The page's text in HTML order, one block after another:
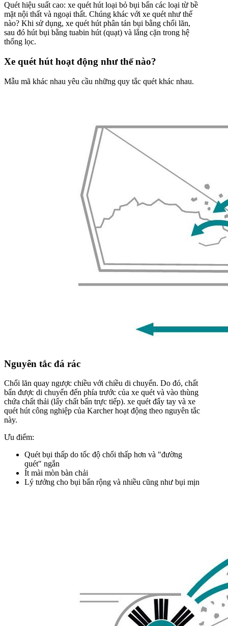
Quét hiệu suất cao: xe quét hút loại bỏ bụi bẩn các loại từ bề
mặt nội thất và ngoại thất. Chúng khác với xe quét như thế
nào? Khi sử dụng, xe quét hút phân tán bụi bằng chổi lăn,
sau đó hút bụi bằng tuabin hút (quạt) và lắng cặn trong hệ
thống lọc.
Xe quét hút hoạt động như thế nào?
Mẫu mã khác nhau yêu cầu những quy tắc quét khác nhau.
Nguyên tắc đá rác
Chổi lăn quay ngược chiều với chiều di chuyển. Do đó, chất
bẩn được di chuyển đến phía trước của xe quét và vào thùng
chứa chất thải (lấy chất bẩn trực tiếp). xe quét đẩy tay và xe
quét hút công nghiệp của Karcher hoạt động theo nguyên tắc
này.
Ưu điểm:
Quét bụi thấp do tốc độ chổi thấp hơn và "đường
quét" ngắn
Ít mài mòn bàn chải
Lý tưởng cho bụi bẩn rộng và nhiều cũng như bụi mịn